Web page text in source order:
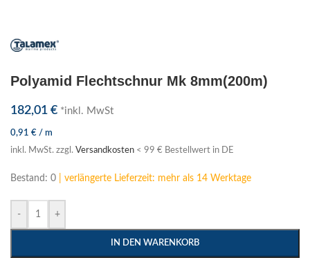
Polyamid Flechtschnur Mk 8mm(200m)
182,01 € *inkl. MwSt
0,91 € / m
inkl. MwSt. zzgl. Versandkosten < 99 € Bestellwert in DE
Bestand: 0 | verlängerte Lieferzeit: mehr als 14 Werktage
- +
IN DEN WARENKORB